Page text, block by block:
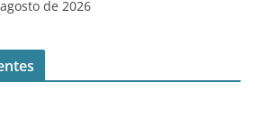
de 2026